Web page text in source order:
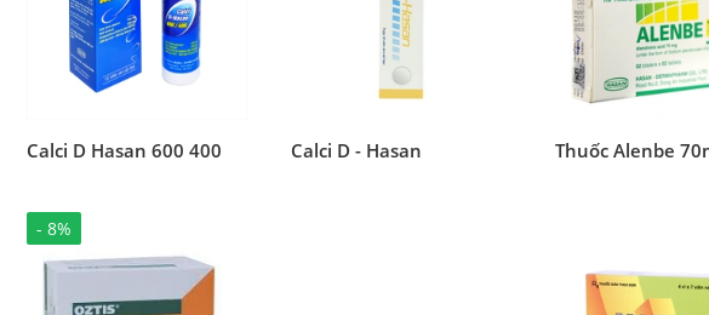
Calci D Hasan 600 400 Calci D - Hasan Thuốc Alenbe
- 8%